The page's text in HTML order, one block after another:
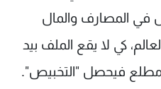
في المصارف والمال
كي لا يقع الملف بيد
مطلع فيحصل "التخبيص".